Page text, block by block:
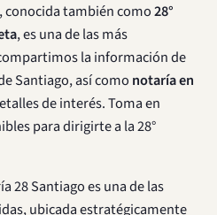
conocida también como28°
, es una de las más
la información de
Santiago, así como notaría en
de interés. Toma en
para dirigirte a la 28°
28 Santiago es una de las
ubicada estratégicamente